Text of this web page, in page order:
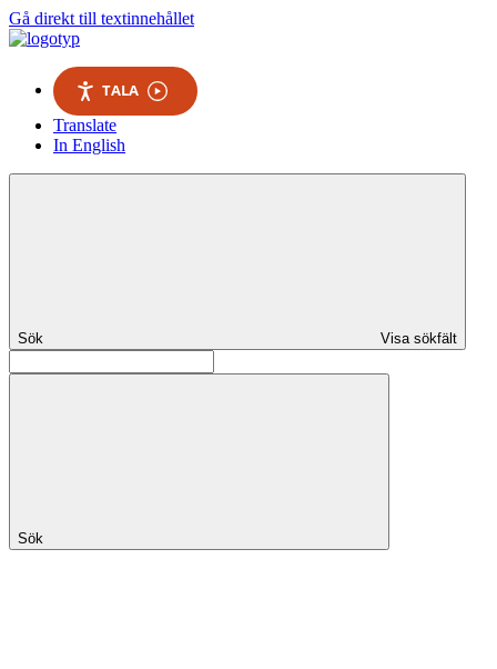
Gå direkt till textinnehållet
TALA
Translate
In English
Sök Visa sökfält
Sök